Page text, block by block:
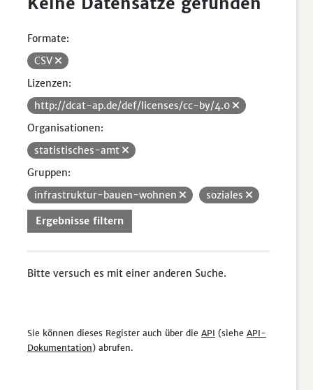
Formate:
CSV
Lizenzen:
http://dcat-ap.de/def/licenses/cc-by/4.0
Organisationen:
statistisches-amt
Gruppen:
infrastruktur-bauen-wohnen
soziales
Ergebnisse filtern
Bitte versuch es mit einer anderen Suche.
Sie können dieses Register auch über die API (siehe API-
Dokumentation) abrufen.